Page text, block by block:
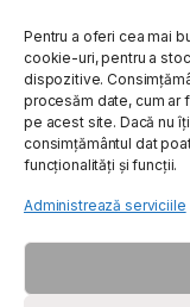
Pentru a oferi cea mai
cookie-uri, pentru a
dispozitive.
procesăm date, cum ar
pe acest site. Dacă nu
consimțământul dat
funcționalități și funcții.
Administrează serviciile
Customer Care
About Us